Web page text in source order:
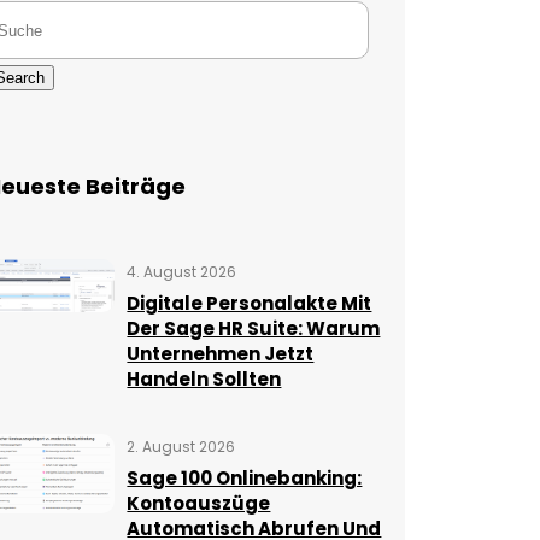
Beiträge
4. August 2026
Digitale Personalakte Mit
Der Sage HR Suite: Warum
Unternehmen Jetzt
Handeln Sollten
2. August 2026
Sage 100 Onlinebanking:
Kontoauszüge
Automatisch Abrufen Und